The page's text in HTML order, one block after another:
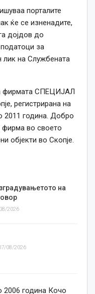
порталите
ќе се изненадите,
дојдов до
за
лик на Службената
фирмата СПЕЦИЈАЛ
регистрирана на
2011 година. Добро
фирма во своето
објекти во Скопје.
на
2026
08/2026
2006 година Кочо